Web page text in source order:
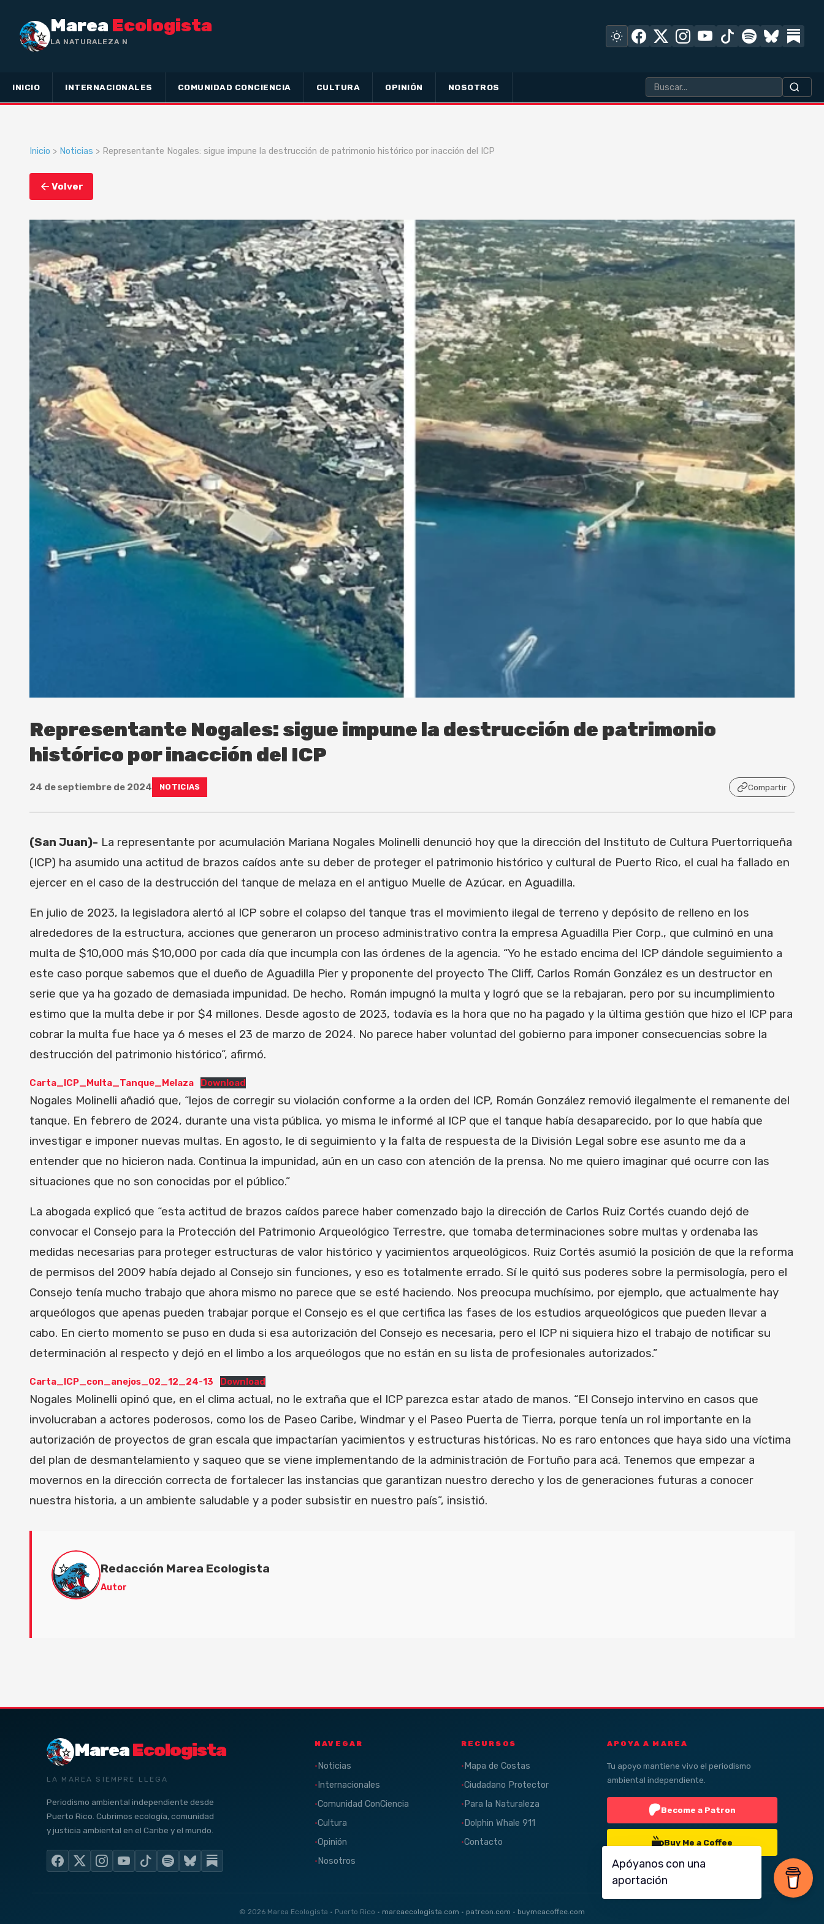
Marea Ecologista
LA NATURALEZA NO HA HECHO ESCLAVO
INICIO INTERNACIONALES COMUNIDAD CONCIENCIA CULTURA OPINIÓN NOSOTROS
Inicio > Noticias > Representante Nogales: sigue impune la destrucción de patrimonio histórico por inacción del ICP
Volver
Representante Nogales: sigue impune la destrucción de patrimonio
histórico por inacción del ICP
24 de septiembre de 2024 NOTICIAS Compartir
(San Juan)- La representante por acumulación Mariana Nogales Molinelli denunció hoy que la dirección del Instituto de Cultura Puertorriqueña
(ICP) ha asumido una actitud de brazos caídos ante su deber de proteger el patrimonio histórico y cultural de Puerto Rico, el cual ha fallado en
ejercer en el caso de la destrucción del tanque de melaza en el antiguo Muelle de Azúcar, en Aguadilla.
En julio de 2023, la legisladora alertó al ICP sobre el colapso del tanque tras el movimiento ilegal de terreno y depósito de relleno en los
alrededores de la estructura, acciones que generaron un proceso administrativo contra la empresa Aguadilla Pier Corp., que culminó en una
multa de $10,000 más $10,000 por cada día que incumpla con las órdenes de la agencia. “Yo he estado encima del ICP dándole seguimiento a
este caso porque sabemos que el dueño de Aguadilla Pier y proponente del proyecto The Cliff, Carlos Román González es un destructor en
serie que ya ha gozado de demasiada impunidad. De hecho, Román impugnó la multa y logró que se la rebajaran, pero por su incumplimiento
estimo que la multa debe ir por $4 millones. Desde agosto de 2023, todavía es la hora que no ha pagado y la última gestión que hizo el ICP para
cobrar la multa fue hace ya 6 meses el 23 de marzo de 2024. No parece haber voluntad del gobierno para imponer consecuencias sobre la
destrucción del patrimonio histórico”, afirmó.
Carta_ICP_Multa_Tanque_Melaza Download
Nogales Molinelli añadió que, “lejos de corregir su violación conforme a la orden del ICP, Román González removió ilegalmente el remanente del
tanque. En febrero de 2024, durante una vista pública, yo misma le informé al ICP que el tanque había desaparecido, por lo que había que
investigar e imponer nuevas multas. En agosto, le di seguimiento y la falta de respuesta de la División Legal sobre ese asunto me da a
entender que no hicieron nada. Continua la impunidad, aún en un caso con atención de la prensa. No me quiero imaginar qué ocurre con las
situaciones que no son conocidas por el público.”
La abogada explicó que “esta actitud de brazos caídos parece haber comenzado bajo la dirección de Carlos Ruiz Cortés cuando dejó de
convocar el Consejo para la Protección del Patrimonio Arqueológico Terrestre, que tomaba determinaciones sobre multas y ordenaba las
medidas necesarias para proteger estructuras de valor histórico y yacimientos arqueológicos. Ruiz Cortés asumió la posición de que la reforma
de permisos del 2009 había dejado al Consejo sin funciones, y eso es totalmente errado. Sí le quitó sus poderes sobre la permisología, pero el
Consejo tenía mucho trabajo que ahora mismo no parece que se esté haciendo. Nos preocupa muchísimo, por ejemplo, que actualmente hay
arqueólogos que apenas pueden trabajar porque el Consejo es el que certifica las fases de los estudios arqueológicos que pueden llevar a
cabo. En cierto momento se puso en duda si esa autorización del Consejo es necesaria, pero el ICP ni siquiera hizo el trabajo de notificar su
determinación al respecto y dejó en el limbo a los arqueólogos que no están en su lista de profesionales autorizados.”
Carta_ICP_con_anejos_02_12_24-13 Download
Nogales Molinelli opinó que, en el clima actual, no le extraña que el ICP parezca estar atado de manos. “El Consejo intervino en casos que
involucraban a actores poderosos, como los de Paseo Caribe, Windmar y el Paseo Puerta de Tierra, porque tenía un rol importante en la
autorización de proyectos de gran escala que impactarían yacimientos y estructuras históricas. No es raro entonces que haya sido una víctima
del plan de desmantelamiento y saqueo que se viene implementando de la administración de Fortuño para acá. Tenemos que empezar a
movernos en la dirección correcta de fortalecer las instancias que garantizan nuestro derecho y los de generaciones futuras a conocer
nuestra historia, a un ambiente saludable y a poder subsistir en nuestro país”, insistió.
Redacción Marea Ecologista
Autor
MareaEcologista
LA MAREA SIEMPRE LLEGA
Periodismo ambiental independiente desde
Puerto Rico. Cubrimos ecología, comunidad
y justicia ambiental en el Caribe y el mundo.
NAVEGAR
Noticias
Internacionales
Comunidad ConCiencia
Cultura
Opinión
Nosotros
RECURSOS
Mapa de Costas
Ciudadano Protector
Para la Naturaleza
Dolphin Whale 911
Contacto
APOYA A MAREA
Tu apoyo mantiene vivo el periodismo
ambiental independiente.
Become a Patron
Buy Me a Coffee
© 2026 Marea Ecologista · Puerto Rico · mareaecologista.com · patreon.com · buymeacoffee.com